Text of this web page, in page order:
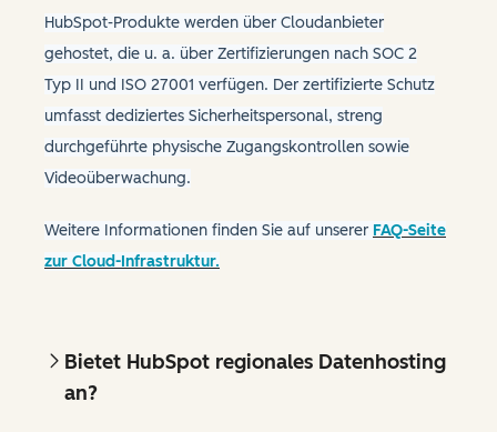
HubSpot-Produkte werden über Cloudanbieter
gehostet, die u. a. über Zertifizierungen nach SOC 2
Typ II und ISO 27001 verfügen. Der zertifizierte Schutz
umfasst dediziertes Sicherheitspersonal, streng
durchgeführte physische Zugangskontrollen sowie
Videoüberwachung.
Weitere Informationen finden Sie auf unserer FAQ-Seite
zur Cloud-Infrastruktur.
Bietet HubSpot regionales Datenhosting
an?